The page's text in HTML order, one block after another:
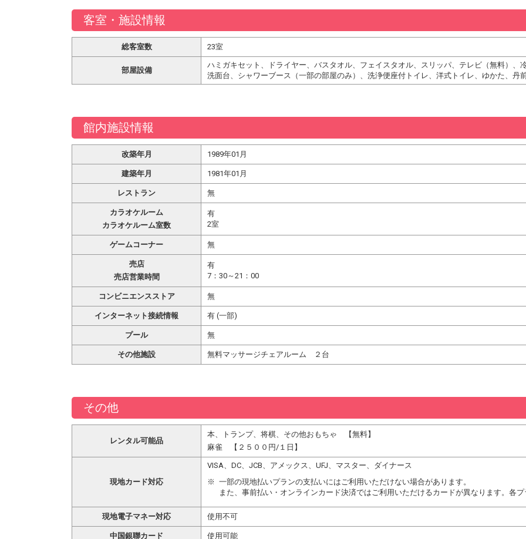
客室・施設情報
総客室数 23室
部屋設備
ハミガキセット、ドライヤー、バスタオル、フェイスタオル、スリッパ、テレビ（無料）、
洗面台、シャワーブース（一部の部屋のみ）、洗浄便座付トイレ、洋式トイレ、ゆかた、丹
館内施設情報
改築年月 1989年01月
建築年月 1981年01月
レストラン 無
カラオケルーム
カラオケルーム室数
有
2室
ゲームコーナー 無
売店
売店営業時間
有
7：30～21：00
コンビニエンスストア 無
インターネット接続情報 有 (一部)
プール 無
その他施設 無料マッサージチェアルーム ２台
その他
レンタル可能品
本、トランプ、将棋、その他おもちゃ 【無料】
麻雀 【２５００円/１日】
現地カード対応
VISA、DC、JCB、アメックス、UFJ、マスター、ダイナース
一部の現地払いプランの支払いにはご利用いただけない場合があります。
また、事前払い・オンラインカード決済ではご利用いただけるカードが異なります。各プ
現地電子マネー対応 使用不可
中国銀聯カード 使用可能